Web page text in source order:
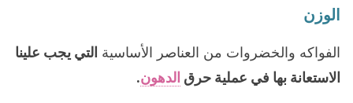
الوزن
الفواكه والخضروات من العناصر الأساسية التي يجب علينا
الاستعانة بها في عملية حرق الدهون.